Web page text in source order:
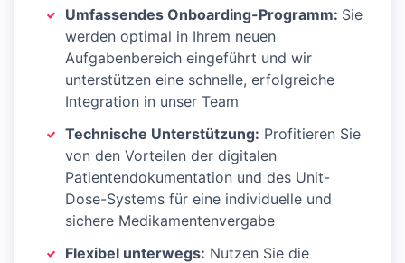
Umfassendes Onboarding-Programm: Sie
werden optimal in Ihrem neuen
Aufgabenbereich eingeführt und wir
unterstützen eine schnelle, erfolgreiche
Integration in unser Team
Technische Unterstützung: Profitieren Sie
von den Vorteilen der digitalen
Patientendokumentation und des Unit-
Dose-Systems für eine individuelle und
sichere Medikamentenvergabe
Flexibel unterwegs: Nutzen Sie die